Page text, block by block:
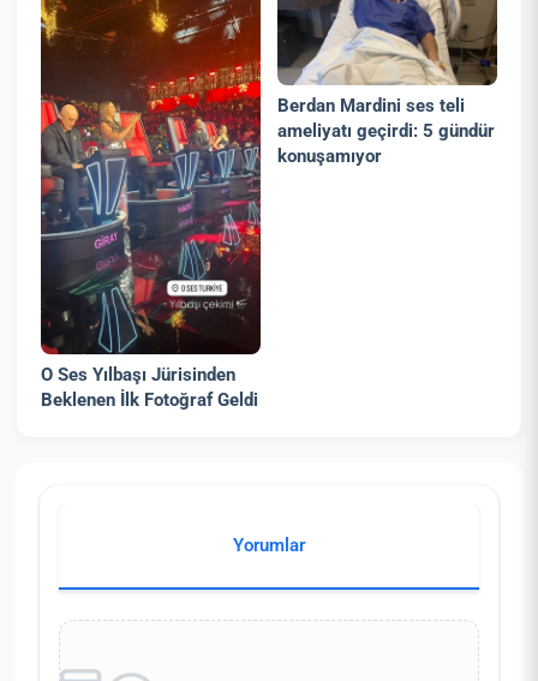
O Ses Yılbaşı Jürisinden
Beklenen İlk Fotoğraf Geldi
Berdan Mardini ses teli
ameliyatı geçirdi: 5 gündür
konuşamıyor
Yorumlar